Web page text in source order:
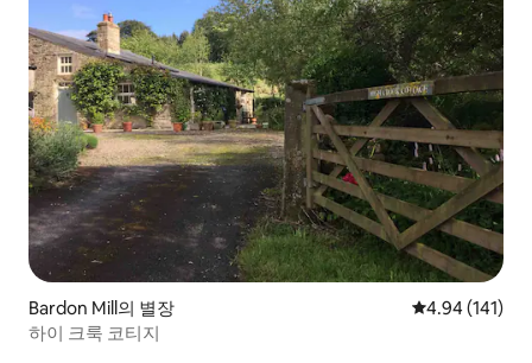
Bardon Mill의 별장 평점 4.94점(5
4.94 (141)
하이 크룩 코티지